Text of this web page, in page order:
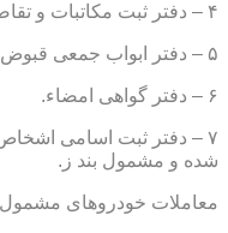
۴ – دفتر ثبت مکاتبات و تقاضانامه اجرایی و خلاصه معاملات.
۵ – دفتر ابواب جمعی قبوض سپرده و اوراق بهادار.
۶ – دفتر گواهی امضاء.
۷ – دفتر ثبت اسامی
شده و مشمول بند ز.
معاملات خودروهای مشمول